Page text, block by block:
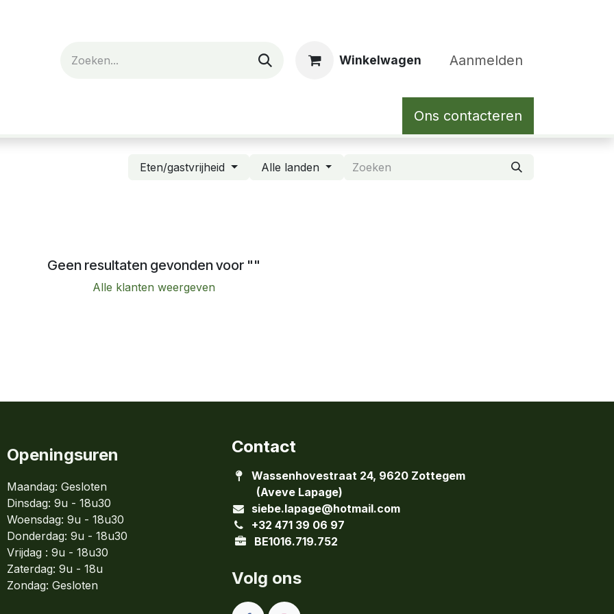
Winkelwagen Aanmelden
Ons contacteren
Eten/gastvrijheid Alle landen
Geen resultaten gevonden voor ""
Alle klanten weergeven
Contact
Wassenhovestraat 24, 9620 Zottegem
(Aveve Lapage)
siebe.lapage@hotmail.com
+32 471 39 06 97
BE1016.719.752
Volg ons
Openingsuren
Maandag: Gesloten
Dinsdag: 9u - 18u30
Woensdag: 9u - 18u30
Donderdag: 9u - 18u30
Vrijdag : 9u - 18u30
Zaterdag: 9u - 18u
Zondag: Gesloten